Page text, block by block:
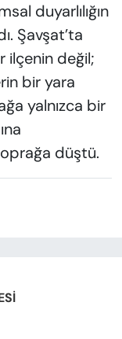
duyarlılığın
Şavşat’ta
ilçenin değil;
bir yara
yalnızca bir
düştü.